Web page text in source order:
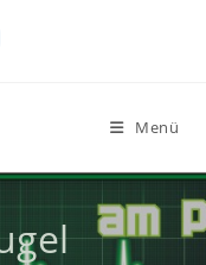
Menü